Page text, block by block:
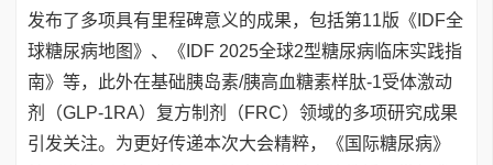
发布了多项具有里程碑意义的成果，包括第11版《IDF全
球糖尿病地图》、《IDF 2025全球2型糖尿病临床实践指
南》等，此外在基础胰岛素/胰高血糖素样肽-1受体激动
剂（GLP-1RA）复方制剂（FRC）领域的多项研究成果
引发关注。为更好传递本次大会精粹，《国际糖尿病》